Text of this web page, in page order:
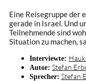
Eine Reisegruppe der
gerade in Israel. Und
Teilnehmende sind
Situation zu machen,
Interviewte:
Autor: Stefan
Sprecher: Stefan